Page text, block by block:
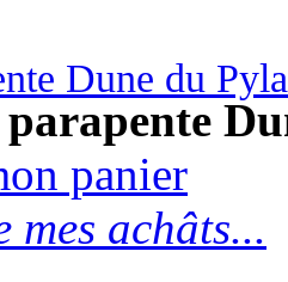
Dune du
parapente
panier
mes achâts...